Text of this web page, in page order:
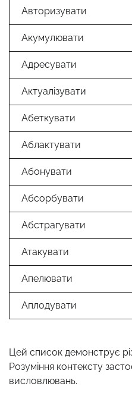
Авторизувати
Акумулювати
Адресувати
Актуалізувати
Абеткувати
Аблактувати
Абонувати
Абсорбувати
Абстрагувати
Атакувати
Апелювати
Аплодувати
Цей список демонструє
Розуміння контексту
висловлювань.